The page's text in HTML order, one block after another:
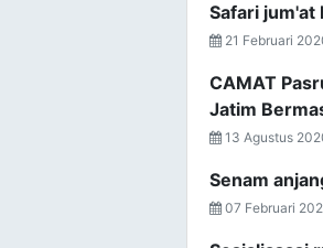
Safari jum'at
21 Februari
CAMAT
Jatim
13 Agustus
Senam
07 Februari